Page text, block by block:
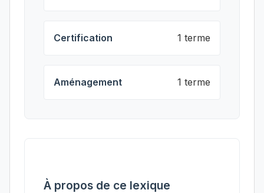
Certification 1 terme
Aménagement 1 terme
À propos de ce lexique